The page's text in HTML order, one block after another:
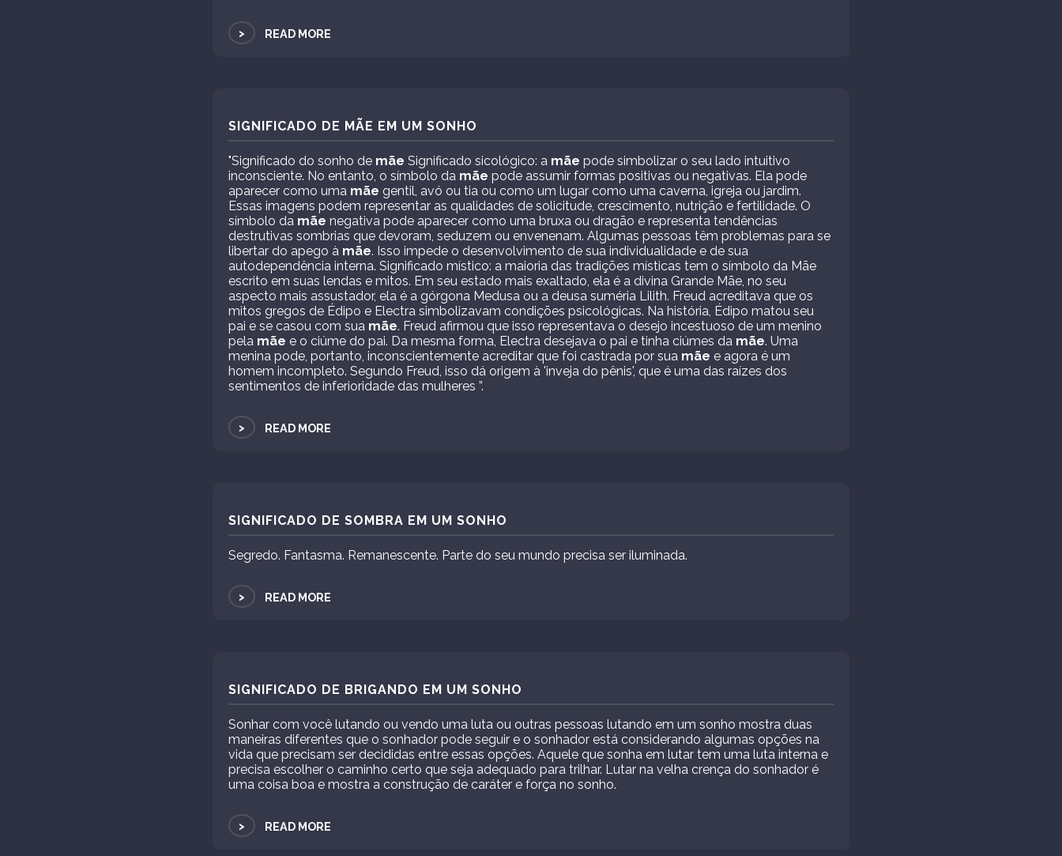
> READ MORE
SIGNIFICADO DE MÃE EM UM SONHO
"Significado do sonho de mãe Significado sicológico: a mãe pode simbolizar o seu lado intuitivo
inconsciente. No entanto, o símbolo da mãe pode assumir formas positivas ou negativas. Ela pode
aparecer como uma mãe gentil, avó ou tia ou como um lugar como uma caverna, igreja ou jardim.
Essas imagens podem representar as qualidades de solicitude, crescimento, nutrição e fertilidade. O
símbolo da mãe negativa pode aparecer como uma bruxa ou dragão e representa tendências
destrutivas sombrias que devoram, seduzem ou envenenam. Algumas pessoas têm problemas para se
libertar do apego à mãe. Isso impede o desenvolvimento de sua individualidade e de sua
autodependência interna. Significado místico: a maioria das tradições místicas tem o símbolo da Mãe
escrito em suas lendas e mitos. Em seu estado mais exaltado, ela é a divina Grande Mãe, no seu
aspecto mais assustador, ela é a górgona Medusa ou a deusa suméria Lilith. Freud acreditava que os
mitos gregos de Édipo e Electra simbolizavam condições psicológicas. Na história, Édipo matou seu
pai e se casou com sua mãe. Freud afirmou que isso representava o desejo incestuoso de um menino
pela mãe e o ciúme do pai. Da mesma forma, Electra desejava o pai e tinha ciúmes da mãe. Uma
menina pode, portanto, inconscientemente acreditar que foi castrada por sua mãe e agora é um
homem incompleto. Segundo Freud, isso dá origem à 'inveja do pênis', que é uma das raízes dos
sentimentos de inferioridade das mulheres ”.
> READ MORE
SIGNIFICADO DE SOMBRA EM UM SONHO
Segredo. Fantasma. Remanescente. Parte do seu mundo precisa ser iluminada.
> READ MORE
SIGNIFICADO DE BRIGANDO EM UM SONHO
Sonhar com você lutando ou vendo uma luta ou outras pessoas lutando em um sonho mostra duas
maneiras diferentes que o sonhador pode seguir e o sonhador está considerando algumas opções na
vida que precisam ser decididas entre essas opções. Aquele que sonha em lutar tem uma luta interna e
precisa escolher o caminho certo que seja adequado para trilhar. Lutar na velha crença do sonhador é
uma coisa boa e mostra a construção de caráter e força no sonho.
> READ MORE